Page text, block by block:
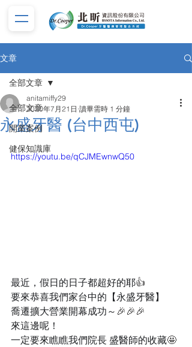
文章
全部文章
開業案例
健保知識庫
全部文章
永盛牙醫 (台中西屯)
anitamiffy29
2020年7月21日 讀畢需時 1 分鐘
https://youtu.be/qCJMEwnwQ50
最近，假日的日子都超好的耶👍
要來恭喜我們家台中的【永盛牙醫】
喬遷擴大營業開幕成功～ 🎉🎉🎉
來這邊呢！
一定要來瞧瞧我們院長 盛醫師的收藏🤩